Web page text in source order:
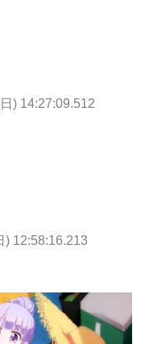
) 14:27:09.512
) 12:58:16.213